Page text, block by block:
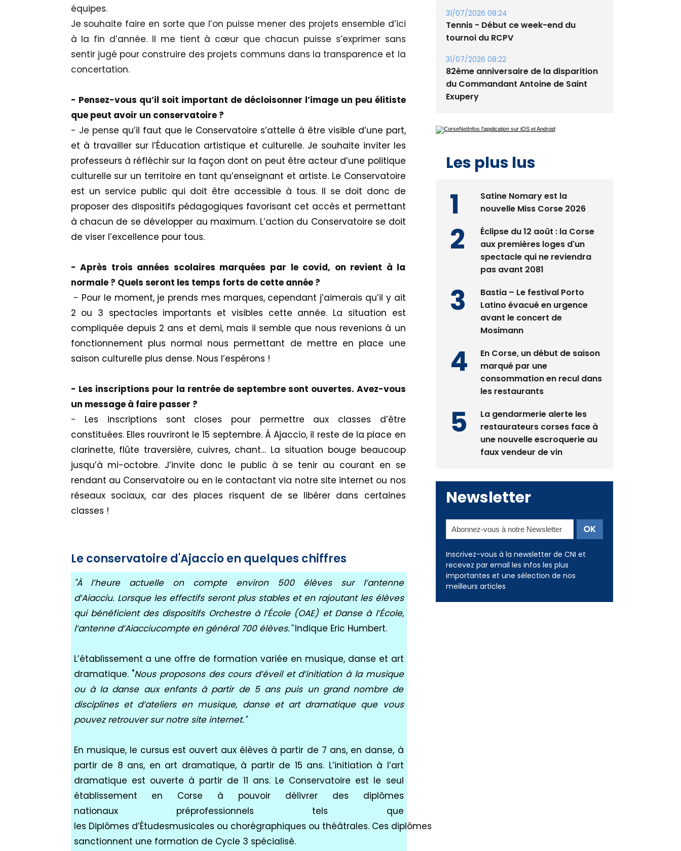
équipes.
Je souhaite faire en sorte que l’on puisse mener des projets ensemble d’ici
à la fin d’année. Il me tient à cœur que chacun puisse s’exprimer sans
sentir jugé pour construire des projets communs dans la transparence et la
concertation.
- Pensez-vous qu’il soit important de décloisonner l’image un peu élitiste
que peut avoir un conservatoire ?
- Je pense qu’il faut que le Conservatoire s’attelle à être visible d’une part,
et à travailler sur l’Éducation artistique et culturelle. Je souhaite inviter les
professeurs à réfléchir sur la façon dont on peut être acteur d’une politique
culturelle sur un territoire en tant qu’enseignant et artiste. Le Conservatoire
est un service public qui doit être accessible à tous. Il se doit donc de
proposer des dispositifs pédagogiques favorisant cet accès et permettant
à chacun de se développer au maximum. L’action du Conservatoire se doit
de viser l’excellence pour tous.
- Après trois années scolaires marquées par le covid, on revient à la
normale ? Quels seront les temps forts de cette année ?
- Pour le moment,je prends mes marques, cependant j’aimerais qu’il y ait
2 ou 3 spectacles importants et visibles cette année. La situation est
compliquée depuis 2 ans et demi, mais il semble que nous revenions à un
fonctionnement plus normal nous permettant de mettre en place une
saison culturelle plus dense. Nous l’espérons !
- Les inscriptions pour la rentrée de septembre sont ouvertes. Avez-vous
un message à faire passer ?
- Les inscriptions sont closes pour permettre aux classes d’être
constituées. Elles rouvriront le 15 septembre. À Ajaccio, il reste de la place en
clarinette, flûte traversière, cuivres, chant… La situation bouge beaucoup
jusqu’à mi-octobre. J’invite donc le public à se tenir au courant en se
rendant au Conservatoire ou en le contactantvia notre site internet ou nos
réseaux sociaux,car des places risquent de se libérer dans certaines
classes !
Le conservatoire d'Ajaccio en quelques chiffres
"À l’heure actuelleon compte environ 500 élèves sur l’antenne
d’Aiacciu. Lorsque les effectifs seront plus stables et en rajoutantles élèves
qui bénéficient des dispositifs Orchestreà l’École(OAE) et Danseà l’École,
l’antenne d’Aiacciucompte en général 700 élèves." Indique Eric Humbert.
L’établissement a une offre de formation variée en musique, danse et art
dramatique. "Nous proposons des cours d’éveil et d’initiation à la musique
ou à la danse aux enfants à partir de 5 ans puis un grand nombre de
disciplines et d’ateliers en musique, danse et art dramatique que vous
pouvez retrouver sur notre site internet."
En musique, le cursus est ouvert aux élèves à partir de 7 ans, en danse, à
partir de 8 ans, en art dramatique, à partir de 15 ans. L’initiation à l’art
dramatique est ouverte à partir de 11 ans. Le Conservatoire est le seul
établissement en Corse à pouvoir délivrer des diplômes
nationaux préprofessionnels tels que
les Diplômes d’Étudesmusicales ou chorégraphiques ou théâtrales. Ces diplômes
sanctionnent une formation de Cycle 3 spécialisé.
31/07/2026 08:24
Tennis - Début ce week-end du
tournoi du RCPV
31/07/2026 08:22
82ème anniversaire de la disparition
du Commandant Antoine de Saint
Exupery
Les plus lus
Satine Nomary est la
nouvelle Miss Corse 2026
Éclipse du 12 août : la Corse
aux premières loges d'un
spectacle qui ne reviendra
pas avant 2081
Bastia – Le festival Porto
Latino évacué en urgence
avant le concert de
Mosimann
En Corse, un début de saison
marqué par une
consommation en recul dans
les restaurants
La gendarmerie alerte les
restaurateurs corses face à
une nouvelle escroquerie au
faux vendeur de vin
Newsletter
Inscrivez-vous à la newsletter de CNI et
recevez par email les infos les plus
importantes et une sélection de nos
meilleurs articles